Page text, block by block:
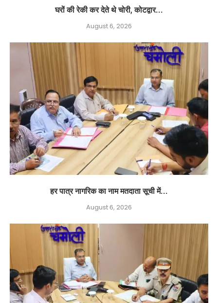
घरों की रेकी कर देते थे चोरी, कोटद्वार...
August 6, 2026
हर पात्र नागरिक का नाम मतदाता सूची में...
August 6, 2026